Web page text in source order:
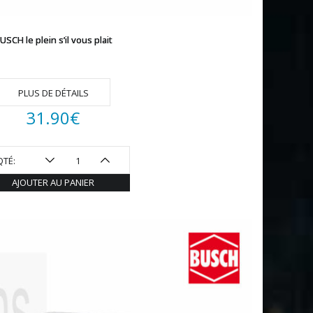
le plein s’il vous plait
PLUS DE DÉTAILS
31.90€
AJOUTER AU PANIER